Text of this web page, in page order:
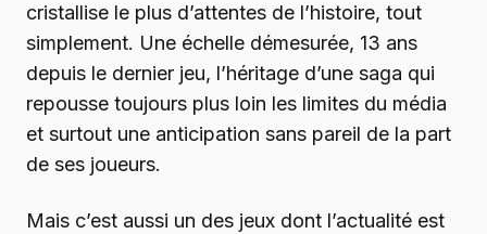
cristallise le plus d’attentes de l’histoire, tout
simplement. Une échelle démesurée, 13 ans
depuis le dernier jeu, l’héritage d’une saga qui
repousse toujours plus loin les limites du média
et surtout une anticipation sans pareil de la part
de ses joueurs.
Mais c’est aussi un des jeux dont l’actualité est